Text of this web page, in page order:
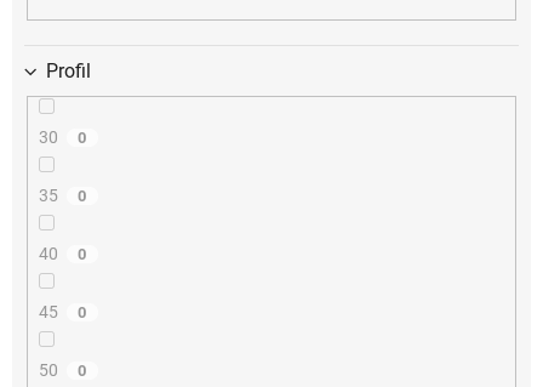
Profil
30 0
35 0
40 0
45 0
50 0